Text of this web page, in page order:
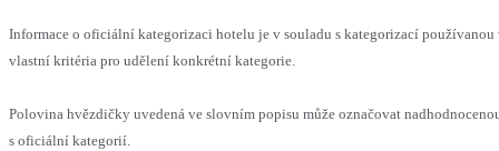
Informace o oficiální kategorizaci hotelu je v souladu s kategorizací používanou
vlastní kritéria pro udělení konkrétní kategorie.
Polovina hvězdičky uvedená ve slovním popisu může označovat
s oficiální kategorií.